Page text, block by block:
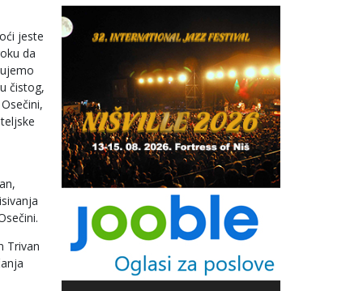
jeste
da
čistog,
Trivan